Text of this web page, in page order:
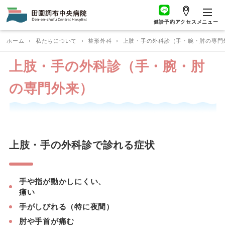
健診予約アクセス メニュー
ホーム › 私たちについて › 整形外科 › 上肢・手の外科診（手・腕・肘の専門
上肢・手の外科診（手・腕・肘
の専門外来）
上肢・手の外科診で診れる症状
手や指が動かしにくい、
痛い
手がしびれる（特に夜間）
肘や手首が痛む